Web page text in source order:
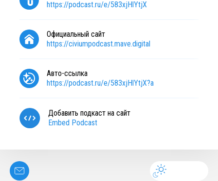
https://podcast.ru/e/583xjHlYtjX
Официальный сайт
https://civiumpodcast.mave.digital
Авто-ссылка
https://podcast.ru/e/583xjHlYtjX?a
Добавить подкаст на сайт
Embed Podcast